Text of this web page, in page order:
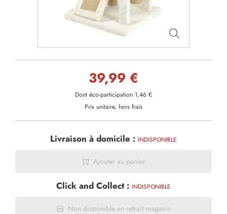
39,99 €
Dont éco-participation 1,46 €
Prix unitaire, hors frais
Livraison à domicile : INDISPONIBLE
Ajouter au panier
Click and Collect : INDISPONIBLE
Non disponible en retrait magasin